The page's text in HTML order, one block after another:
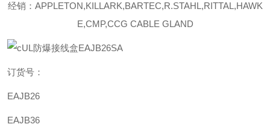
经销：APPLETON,KILLARK,BARTEC,R.STAHL,RITTAL,HAWK
E,CMP,CCG CABLE GLAND
订货号：
EAJB26
EAJB36